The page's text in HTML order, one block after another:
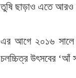
তুষি ছাড়াও এতে আরও
এর আগে ২০১৬ সালে
চলচ্চিত্র উৎসবের ‘আঁ